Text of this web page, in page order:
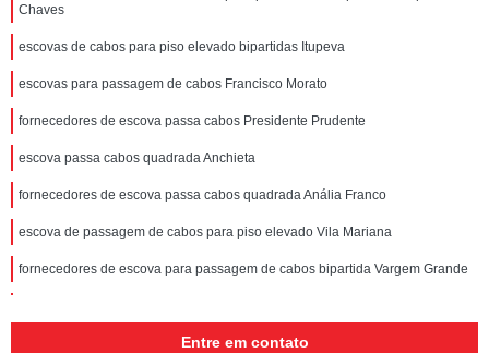
Chaves
escovas de cabos para piso elevado bipartidas Itupeva
escovas para passagem de cabos Francisco Morato
fornecedores de escova passa cabos Presidente Prudente
escova passa cabos quadrada Anchieta
fornecedores de escova passa cabos quadrada Anália Franco
escova de passagem de cabos para piso elevado Vila Mariana
fornecedores de escova para passagem de cabos bipartida Vargem Grande
fornecedores de escova passa cabos retangular Portuguesa
Entre em contato